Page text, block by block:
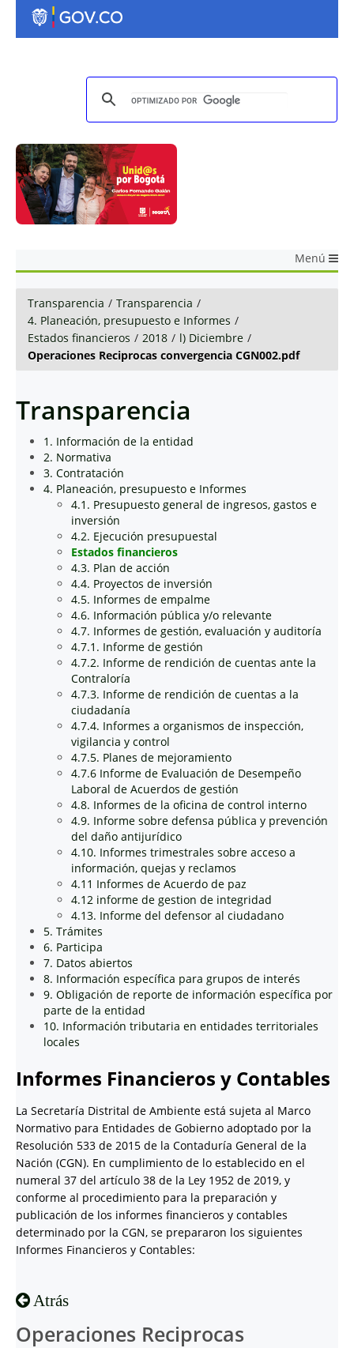
Menú
Transparencia / Transparencia /
4. Planeación, presupuesto e Informes /
Estados financieros / 2018 / l) Diciembre /
Operaciones Reciprocas convergencia CGN002.pdf
Transparencia
1. Información de la entidad
2. Normativa
3. Contratación
4. Planeación, presupuesto e Informes
4.1. Presupuesto general de ingresos, gastos e
inversión
4.2. Ejecución presupuestal
Estados financieros
4.3. Plan de acción
4.4. Proyectos de inversión
4.5. Informes de empalme
4.6. Información pública y/o relevante
4.7. Informes de gestión, evaluación y auditoría
4.7.1. Informe de gestión
4.7.2. Informe de rendición de cuentas ante la
Contraloría
4.7.3. Informe de rendición de cuentas a la
ciudadanía
4.7.4. Informes a organismos de inspección,
vigilancia y control
4.7.5. Planes de mejoramiento
4.7.6 Informe de Evaluación de Desempeño
Laboral de Acuerdos de gestión
4.8. Informes de la oficina de control interno
4.9. Informe sobre defensa pública y prevención
del daño antijurídico
4.10. Informes trimestrales sobre acceso a
información, quejas y reclamos
4.11 Informes de Acuerdo de paz
4.12 informe de gestion de integridad
4.13. Informe del defensor al ciudadano
5. Trámites
6. Participa
7. Datos abiertos
8. Información específica para grupos de interés
9. Obligación de reporte de información específica por
parte de la entidad
10. Información tributaria en entidades territoriales
locales
Informes Financieros y Contables
La Secretaría Distrital de Ambiente está sujeta al Marco
Normativo para Entidades de Gobierno adoptado por la
Resolución 533 de 2015 de la Contaduría General de la
Nación (CGN). En cumplimiento de lo establecido en el
numeral 37 del artículo 38 de la Ley 1952 de 2019, y
conforme al procedimiento para la preparación y
publicación de los informes financieros y contables
determinado por la CGN, se prepararon los siguientes
Informes Financieros y Contables:
Atrás
Operaciones Reciprocas